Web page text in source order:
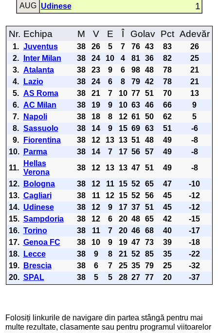
AUG Udinese 1
Nr. Echipa M V E Î Golav Pct Adevăr
1. Juventus 38 26 5 7 76 43 83
26
2.
Inter Milan 38 24 10 4 81 36 82
25
3. Atalanta 38 23 9 6 98 48 78
21
4.
Lazio 38 24 6 8 79 42 78
21
5. AS Roma 38 21 7 10 77 51 70
13
6. AC Milan 38 19 9 10 63 46 66
9
7.
Napoli 38 18 8 12 61 50 62
5
8. Sassuolo 38 14 9 15 69 63 51
-6
9.
Fiorentina 38 12 13 13 51 48 49
-8
10.
Parma 38 14 7 17 56 57 49
-8
11.
Hellas
Verona
38 12 13 13 47 51 49
-8
12.
Bologna 38 12 11 15 52 65 47
-10
13. Cagliari 38 11 12 15 52 56 45
-12
14. Udinese 38 12 9 17 37 51 45
-12
15. Sampdoria 38 12 6 20 48 65 42
-15
16. Torino 38 11 7 20 46 68 40
-17
17. Genoa FC 38 10 9 19 47 73 39
-18
18.
Lecce 38 9 8 21 52 85 35
-22
19.
Brescia 38 6 7 25 35 79 25
-32
20. SPAL 38 5 5 28 27 77 20 -37
Folosiți linkurile de navigare din partea stângă pentru mai
multe rezultate, clasamente sau pentru programul viitoarelor